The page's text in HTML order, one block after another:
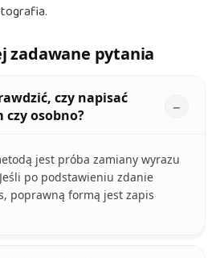
zadawane pytania
czy napisać
czy osobno?
jest próba zamiany wyrazu
po podstawieniu zdanie
poprawną formą jest zapis